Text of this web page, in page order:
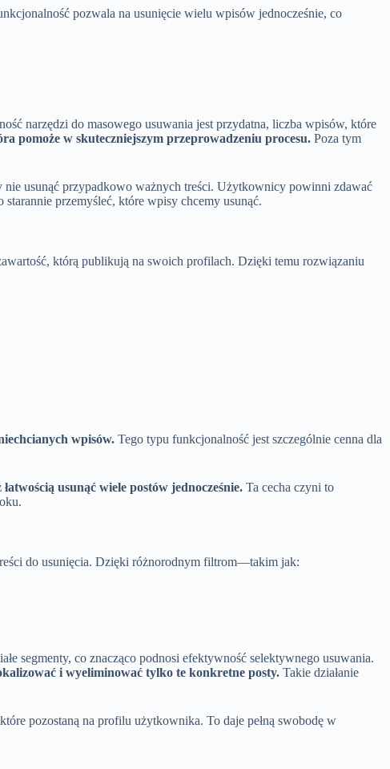
pozwala na usunięcie wielu wpisów jednocześnie, co
narzędzi do masowego usuwania jest przydatna, liczba wpisów, które
pomoże w skuteczniejszym przeprowadzeniu procesu. Poza tym
nie usunąć przypadkowo ważnych treści. Użytkownicy powinni zdawać
przemyśleć, które wpisy chcemy usunąć.
którą publikują na swoich profilach. Dzięki temu rozwiązaniu
wpisów. Tego typu funkcjonalność jest szczególnie cenna dla
łatwością usunąć wiele postów jednocześnie. Ta cecha czyni to
do usunięcia. Dzięki różnorodnym filtrom—takim jak:
segmenty, co znacząco podnosi efektywność selektywnego usuwania.
i wyeliminować tylko te konkretne posty. Takie działanie
pozostaną na profilu użytkownika. To daje pełną swobodę w